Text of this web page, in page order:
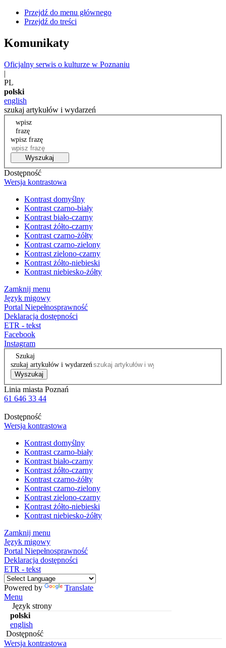
Przejdź do menu głównego
Przejdź do treści
Komunikaty
Oficjalny serwis o kulturze w Poznaniu
|
PL
polski
english
szukaj artykułów i wydarzeń
wpisz
frazę
wpisz frazę
Wyszukaj
Dostępność
Wersja kontrastowa
Kontrast domyślny
Kontrast czarno-biały
Kontrast biało-czarny
Kontrast żółto-czarny
Kontrast czarno-żółty
Kontrast czarno-zielony
Kontrast zielono-czarny
Kontrast żółto-niebieski
Kontrast niebiesko-żółty
Zamknij menu
Język migowy
Portal Niepełnosprawność
Deklaracja dostępności
ETR - tekst
Facebook
Instagram
Szukaj
szukaj artykułów i wydarzeń
Wyszukaj
Linia miasta Poznań
61 646 33 44
Dostępność
Wersja kontrastowa
Kontrast domyślny
Kontrast czarno-biały
Kontrast biało-czarny
Kontrast żółto-czarny
Kontrast czarno-żółty
Kontrast czarno-zielony
Kontrast zielono-czarny
Kontrast żółto-niebieski
Kontrast niebiesko-żółty
Zamknij menu
Język migowy
Portal Niepełnosprawność
Deklaracja dostępności
ETR - tekst
Powered by
Translate
Menu
Język strony
polski
english
Dostępność
Wersja kontrastowa